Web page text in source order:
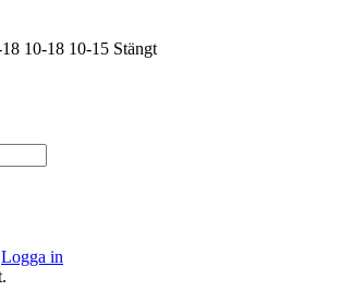
10-18 10-15 Stängt
Logga in